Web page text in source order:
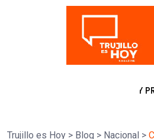
Y PROPAGANDA EN
Trujillo es Hoy > Blog > Nacional >